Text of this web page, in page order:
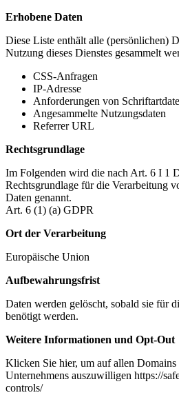
Erhobene Daten
Diese Liste enthält alle (persönlichen)
Nutzung dieses Dienstes gesammelt
CSS-Anfragen
IP-Adresse
Anforderungen von
Angesammelte Nutzungsdaten
Referrer URL
Rechtsgrundlage
Im Folgenden wird die nach Art. 6 I 1
Rechtsgrundlage für die Verarbeitung
Daten genannt.
Art. 6 (1) (a) GDPR
Ort der Verarbeitung
Europäische Union
Aufbewahrungsfrist
Daten werden gelöscht, sobald sie für
benötigt werden.
Weitere Informationen und Opt-Out
Klicken Sie hier, um auf allen Domains
Unternehmens auszuwilligen https://
controls/